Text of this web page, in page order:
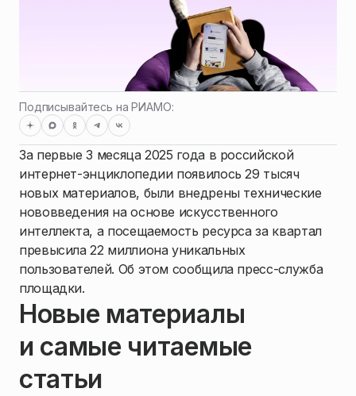
Подписывайтесь на РИАМО:
За первые 3 месяца 2025 года в российской
интернет-энциклопедии появилось 29 тысяч
новых материалов, были внедрены технические
нововведения на основе искусственного
интеллекта, а посещаемость ресурса за квартал
превысила 22 миллиона уникальных
пользователей. Об этом сообщила пресс-служба
площадки.
Новые материалы
и самые читаемые
статьи